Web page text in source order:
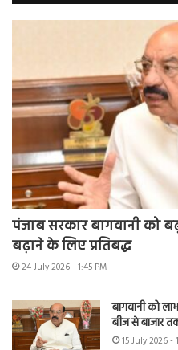
पंजाब सरकार बागवानी को
बढ़ाने के लिए प्रतिबद्ध
24 July 2026 - 1:45 PM
बागवानी को
बीज से बाजार
15 July 2026 -